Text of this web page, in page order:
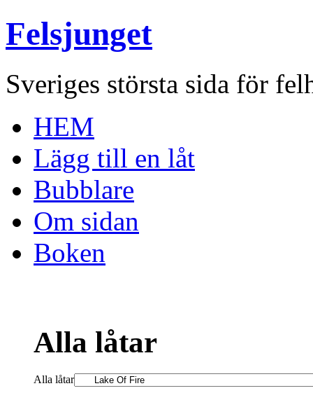
Felsjunget
Sveriges största sida för
HEM
Lägg till en låt
Bubblare
Om sidan
Boken
Alla låtar
Alla låtar